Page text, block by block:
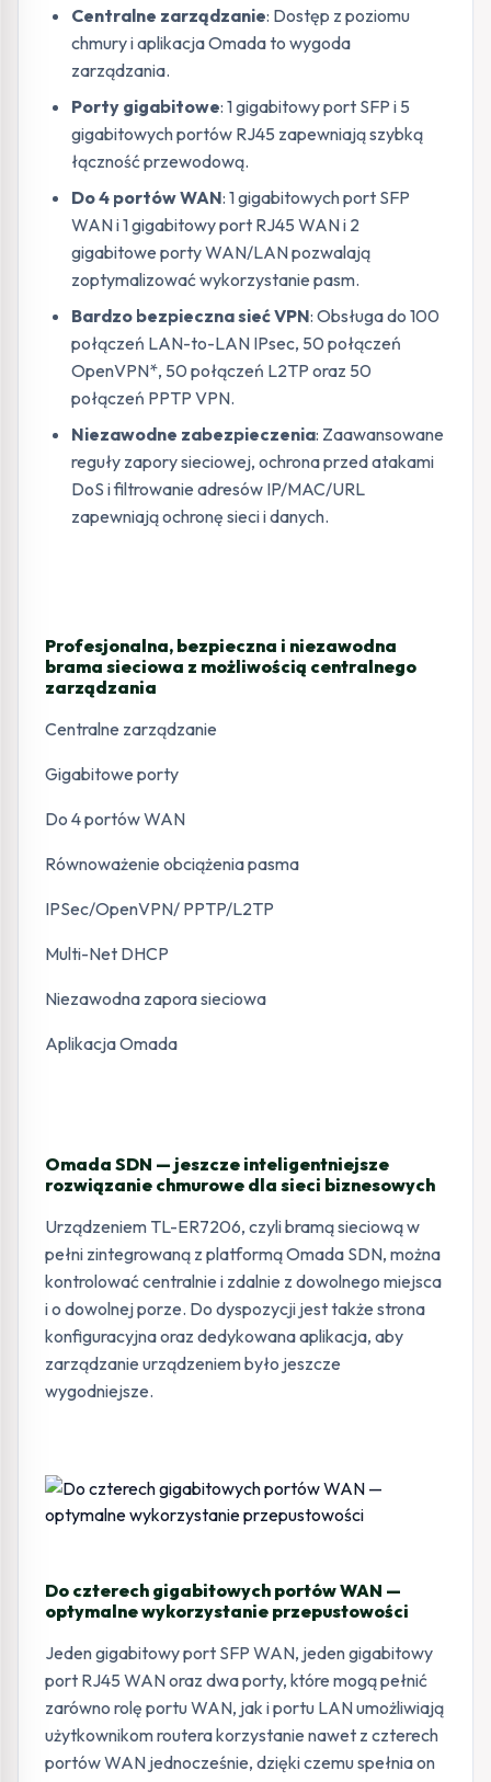
Centralne zarządzanie: Dostęp z poziomu
chmury i aplikacja Omada to wygoda
zarządzania.
Porty gigabitowe: 1 gigabitowy port SFP i 5
gigabitowych portów RJ45 zapewniają szybką
łączność przewodową.
Do 4 portów WAN: 1 gigabitowych port SFP
WAN i 1 gigabitowy port RJ45 WAN i 2
gigabitowe porty WAN/LAN pozwalają
zoptymalizować wykorzystanie pasm.
Bardzo bezpieczna sieć VPN: Obsługa do 100
połączeń LAN-to-LAN IPsec, 50 połączeń
OpenVPN*, 50 połączeń L2TP oraz 50
połączeń PPTP VPN.
Niezawodne zabezpieczenia: Zaawansowane
reguły zapory sieciowej, ochrona przed atakami
DoS i filtrowanie adresów IP/MAC/URL
zapewniają ochronę sieci i danych.
Profesjonalna, bezpieczna i niezawodna
brama sieciowa z możliwością centralnego
zarządzania
Centralne zarządzanie
Gigabitowe porty
Do 4 portów WAN
Równoważenie obciążenia pasma
IPSec/OpenVPN/ PPTP/L2TP
Multi-Net DHCP
Niezawodna zapora sieciowa
Aplikacja Omada
Omada SDN — jeszcze inteligentniejsze
rozwiązanie chmurowe dla sieci biznesowych
Urządzeniem TL-ER7206, czyli bramą sieciową w
pełni zintegrowaną z platformą Omada SDN, można
kontrolować centralnie i zdalnie z dowolnego miejsca
i o dowolnej porze. Do dyspozycji jest także strona
konfiguracyjna oraz dedykowana aplikacja, aby
zarządzanie urządzeniem było jeszcze
wygodniejsze.
Do czterech gigabitowych portów WAN —
optymalne wykorzystanie przepustowości
Jeden gigabitowy port SFP WAN, jeden gigabitowy
port RJ45 WAN oraz dwa porty, które mogą pełnić
zarówno rolę portu WAN, jak i portu LAN umożliwiają
użytkownikom routera korzystanie nawet z czterech
portów WAN jednocześnie, dzięki czemu spełnia on